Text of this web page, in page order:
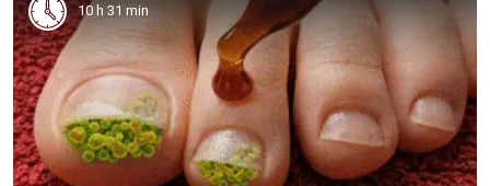
10 h 31 min